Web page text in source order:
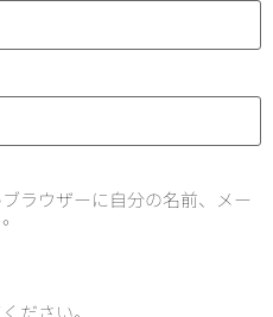
ラウザーに自分の名前、メー